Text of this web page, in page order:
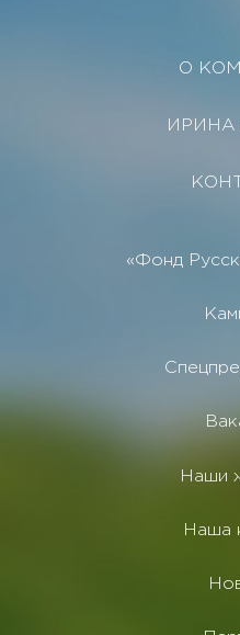
О
«Фонд
Наши
Наша